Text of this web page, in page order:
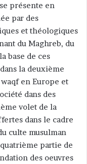
présente en
par des
et théologiques
du Maghreb, du
base de ces
la deuxième
en Europe et
dans des
volet de la
dans le cadre
culte musulman
partie de
des oeuvres